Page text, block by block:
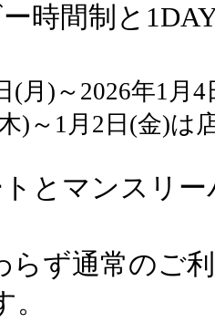
時間制と
(月)～2026年1月
)～1月2日(金)は
とマンスリ
らず通常のご